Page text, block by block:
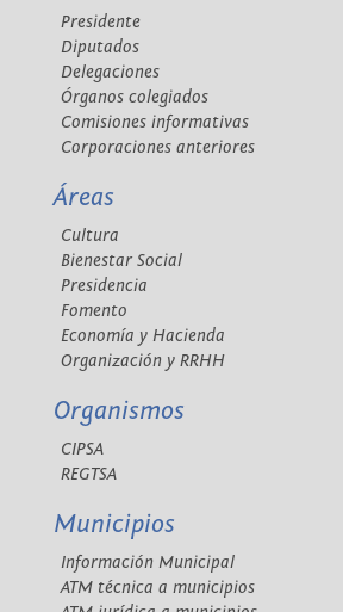
Presidente
Diputados
Delegaciones
Órganos colegiados
Comisiones informativas
Corporaciones anteriores
Áreas
Cultura
Bienestar Social
Presidencia
Fomento
Economía y Hacienda
Organización y RRHH
Organismos
CIPSA
REGTSA
Municipios
Información Municipal
ATM técnica a municipios